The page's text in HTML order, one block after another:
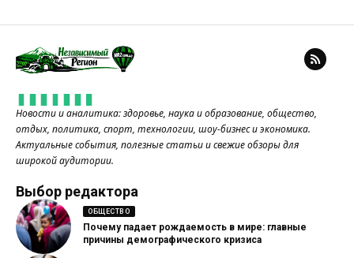
Новости и аналитика: здоровье, наука и образование, общество,
отдых, политика, спорт, технологии, шоу-бизнес и экономика.
Актуальные события, полезные статьи и свежие обзоры для
широкой аудитории.
Выбор редактора
ОБЩЕСТВО
Почему падает рождаемость в мире: главные
причины демографического кризиса